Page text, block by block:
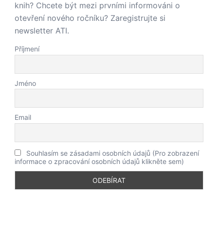
knih? Chcete být mezi prvními informováni o
otevření nového ročníku? Zaregistrujte si
newsletter ATI.
Příjmení
Jméno
Email
Souhlasím se zásadami osobních údajů (Pro zobrazení
informace o zpracování osobních údajů klikněte sem)